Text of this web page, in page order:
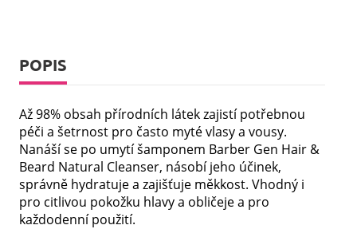
POPIS
Až 98% obsah přírodních látek zajistí potřebnou
péči a šetrnost pro často myté vlasy a vousy.
Nanáší se po umytí šamponem Barber Gen Hair &
Beard Natural Cleanser, násobí jeho účinek,
správně hydratuje a zajišťuje měkkost. Vhodný i
pro citlivou pokožku hlavy a obličeje a pro
každodenní použití.